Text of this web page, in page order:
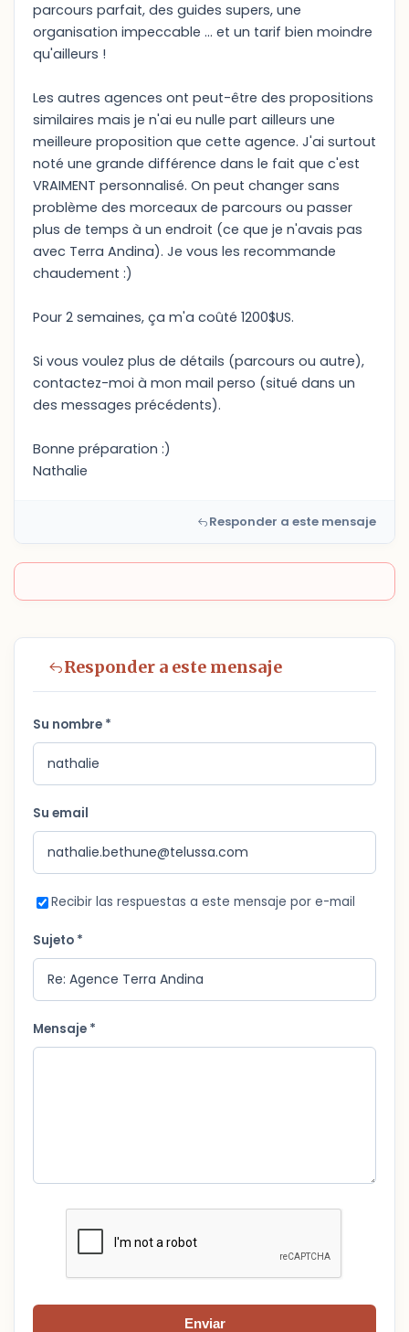
parcours parfait, des guides supers, une
organisation impeccable ... et un tarif bien moindre
qu'ailleurs !
Les autres agences ont peut-être des propositions
similaires mais je n'ai eu nulle part ailleurs une
meilleure proposition que cette agence. J'ai surtout
noté une grande différence dans le fait que c'est
VRAIMENT personnalisé. On peut changer sans
problème des morceaux de parcours ou passer
plus de temps à un endroit (ce que je n'avais pas
avec Terra Andina). Je vous les recommande
chaudement :)
Pour 2 semaines, ça m'a coûté 1200$US.
Si vous voulez plus de détails (parcours ou autre),
contactez-moi à mon mail perso (situé dans un
des messages précédents).
Bonne préparation :)
Nathalie
Responder a este mensaje
Responder a este mensaje
Su nombre *
Su email
Recibir las respuestas a este mensaje por e-mail
Sujeto *
Mensaje *
Enviar